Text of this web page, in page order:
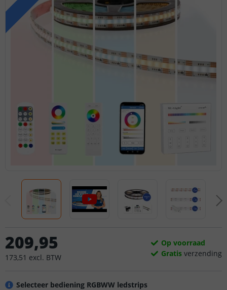
Selecteer bediening RGBWW ledstrips
209,95
173,51 excl. BTW
Op voorraad
Gratis verzending